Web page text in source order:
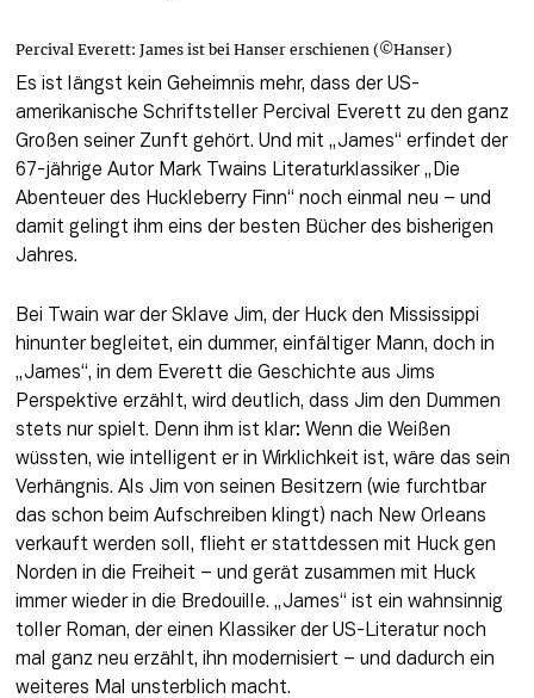
Percival Everett: James ist bei Hanser erschienen (©Hanser)
Es ist längst kein Geheimnis mehr, dass der US-
amerikanische Schriftsteller Percival Everett zu den ganz
Großen seiner Zunft gehört. Und mit „James“ erfindet der
67-jährige Autor Mark Twains Literaturklassiker „Die
Abenteuer des Huckleberry Finn“ noch einmal neu – und
damit gelingt ihm eins der besten Bücher des bisherigen
Jahres.
Bei Twain war der Sklave Jim, der Huck den Mississippi
hinunter begleitet, ein dummer, einfältiger Mann, doch in
„James“, in dem Everett die Geschichte aus Jims
Perspektive erzählt, wird deutlich, dass Jim den Dummen
stets nur spielt. Denn ihm ist klar: Wenn die Weißen
wüssten, wie intelligent er in Wirklichkeit ist, wäre das sein
Verhängnis. Als Jim von seinen Besitzern (wie furchtbar
das schon beim Aufschreiben klingt) nach New Orleans
verkauft werden soll, flieht er stattdessen mit Huck gen
Norden in die Freiheit – und gerät zusammen mit Huck
immer wieder in die Bredouille. „James“ ist ein wahnsinnig
toller Roman, der einen Klassiker der US-Literatur noch
mal ganz neu erzählt, ihn modernisiert – und dadurch ein
weiteres Mal unsterblich macht.